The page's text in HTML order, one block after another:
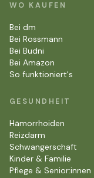
WO KAUFEN
Bei dm
Bei Rossmann
Bei Budni
Bei Amazon
So funktioniert's
GESUNDHEIT
Hämorrhoiden
Reizdarm
Schwangerschaft
Kinder & Familie
Pflege & Senior:innen